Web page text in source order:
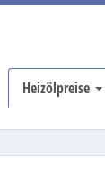
Heizölpreise